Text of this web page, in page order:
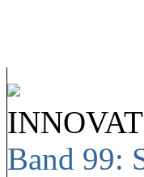
Band 99: